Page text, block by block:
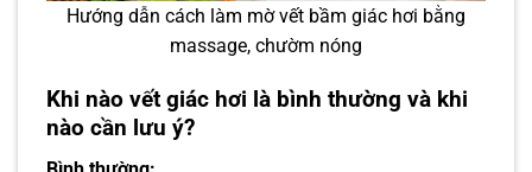
Hướng dẫn cách làm mờ vết bầm giác hơi bằng
massage, chườm nóng
Khi nào vết giác hơi là bình thường và khi
nào cần lưu ý?